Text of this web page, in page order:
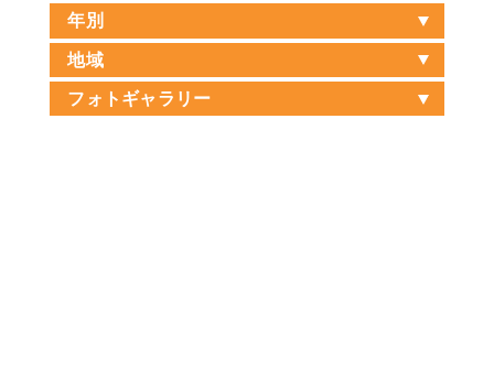
年別
地域
フォトギャラリー